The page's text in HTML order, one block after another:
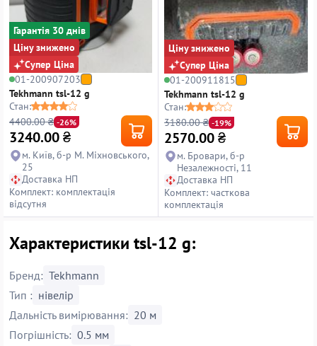
Гарантiя 30 днiв
Ціну знижено
Супер Ціна
01-200907203
Tekhmann tsl-12 g
Стан:
4400.00 ₴ -26%
3240.00₴
м. Київ, б-р М. Міхновського,
25
Доставка НП
Комплект: комплектація
відсутня
Ціну знижено
Супер Ціна
01-200911815
Tekhmann tsl-12 g
Стан:
3180.00 ₴ -19%
2570.00₴
м. Бровари, б-р
Незалежності, 11
Доставка НП
Комплект: часткова
комплектація
Характеристики tsl-12 g:
Бренд: Tekhmann
Тип : нівелір
Дальність вимірювання: 20 м
Погрішність: 0.5 мм